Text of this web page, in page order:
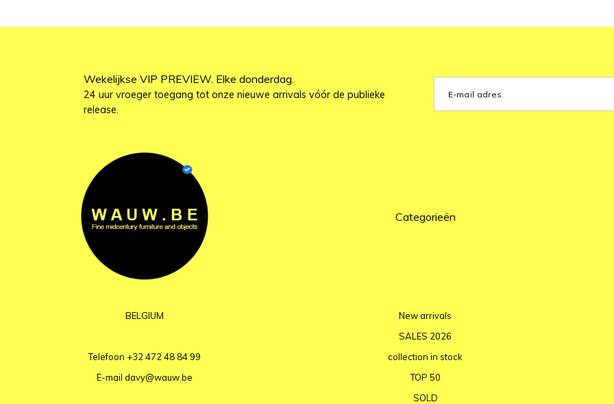
Wekelijkse VIP PREVIEW. Elke donderdag.
24 uur vroeger toegang tot onze nieuwe arrivals vóór de publieke
release.
BELGIUM
Telefoon +32 472 48 84 99
E-mail davy@wauw.be
Categorieën
New arrivals
SALES 2026
collection in stock
TOP 50
SOLD